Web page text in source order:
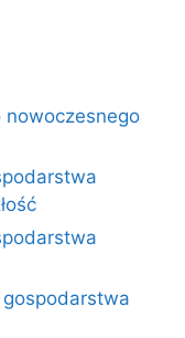
nowoczesnego